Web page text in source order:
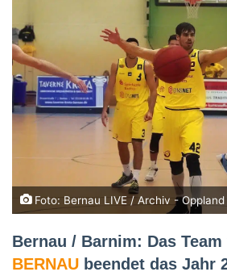
Foto: Bernau LIVE / Archiv - Oppland
Bernau / Barnim: Das Team
BERNAU beendet das Jahr